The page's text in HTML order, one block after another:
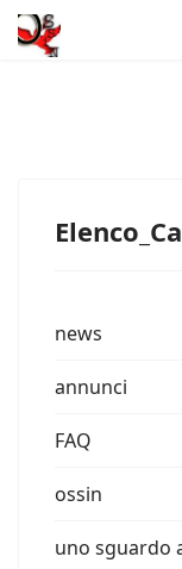
news
annunci
FAQ
ossin
uno sguardo